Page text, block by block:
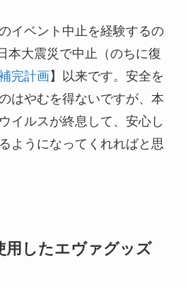
イベント中止を経験するの
本大震災で中止（のちに復
完計画】以来です。安全を
はやむを得ないですが、本
イルスが終息して、安心し
ようになってくれればと思
用したエヴァグッズ